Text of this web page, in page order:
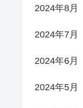
2024年8月
2024年7月
2024年6月
2024年5月